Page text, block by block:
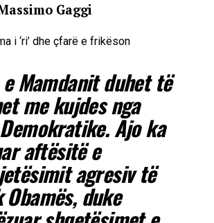
Gaggi
Mamdanit duhet të
me kujdes nga
Ajo ka
aftësitë e
agresiv të
duke